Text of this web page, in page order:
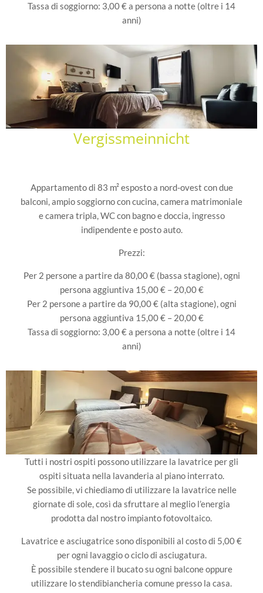
Tassa di soggiorno: 3,00 € a persona a notte (oltre i 14
anni)
Vergissmeinnicht
Appartamento di 83 m² esposto a nord-ovest con due
balconi, ampio soggiorno con cucina, camera matrimoniale
e camera tripla, WC con bagno e doccia, ingresso
indipendente e posto auto.
Prezzi:
Per 2 persone a partire da 80,00 € (bassa stagione), ogni
persona aggiuntiva 15,00 € – 20,00 €
Per 2 persone a partire da 90,00 € (alta stagione), ogni
persona aggiuntiva 15,00 € – 20,00 €
Tassa di soggiorno: 3,00 € a persona a notte (oltre i 14
anni)
Tutti i nostri ospiti possono utilizzare la lavatrice per gli
ospiti situata nella lavanderia al piano interrato.
Se possibile, vi chiediamo di utilizzare la lavatrice nelle
giornate di sole, così da sfruttare al meglio l’energia
prodotta dal nostro impianto fotovoltaico.
Lavatrice e asciugatrice sono disponibili al costo di 5,00 €
per ogni lavaggio o ciclo di asciugatura.
È possibile stendere il bucato su ogni balcone oppure
utilizzare lo stendibiancheria comune presso la casa.